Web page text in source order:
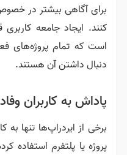
برای آگاهی بیشتر در
کنند. ایجاد جامعه
است که تمام پروژه‌های
دنبال داشتن آن هستند.
پاداش به کاربران
برخی از ایردراپ‌ها تنها به
پروژه یا پلتفرم استفاده